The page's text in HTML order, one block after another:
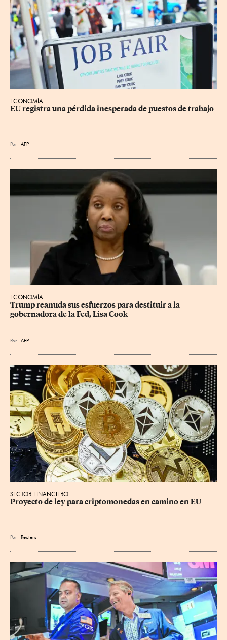
ECONOMÍA
EU registra una pérdida inesperada de puestos de trabajo
Por AFP
ECONOMÍA
Trump reanuda sus esfuerzos para destituir a la
gobernadora de la Fed, Lisa Cook
Por AFP
SECTOR FINANCIERO
Proyecto de ley para criptomonedas en camino en EU
Por Reuters